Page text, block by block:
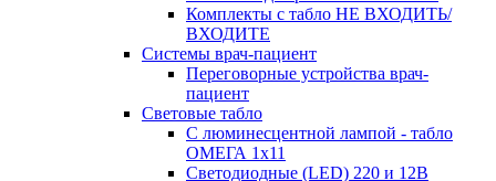
Комплекты с табло НЕ ВХОДИТЬ/
ВХОДИТЕ
Системы врач-пациент
Переговорные устройства врач-
пациент
Световые табло
С люминесцентной лампой - табло
ОМЕГА 1х11
Светодиодные (LED) 220 и 12В